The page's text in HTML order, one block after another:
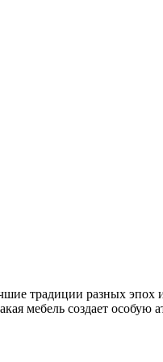
традиции разных
мебель создает